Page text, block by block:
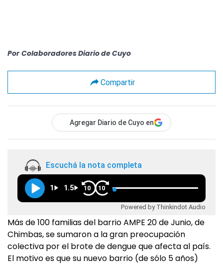
Por Colaboradores Diario de Cuyo
Compartir
Agregar Diario de Cuyo en
Escuchá la nota completa
1 1.5 10 10
Powered by Thinkindot Audio
Más de 100 familias del barrio AMPE 20 de Junio, de
Chimbas, se sumaron a la gran preocupación
colectiva por el brote de dengue que afecta al país.
El motivo es que su nuevo barrio (de sólo 5 años)